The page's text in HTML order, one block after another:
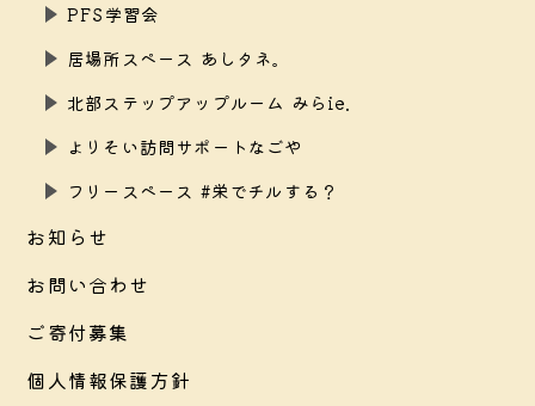
PFS学習会
居場所スペース あしタネ。
北部ステップアップルーム みらie.
よりそい訪問サポートなごや
フリースペース #栄でチルする？
お知らせ
お問い合わせ
ご寄付募集
個人情報保護方針